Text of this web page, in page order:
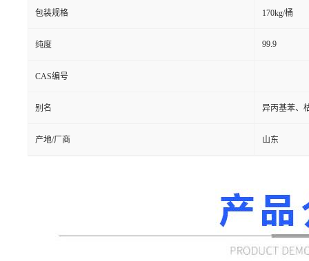
包装规格 170kg/桶
纯度 99.9
CAS编号
别名 异丙基苯、
产地/厂商 山东